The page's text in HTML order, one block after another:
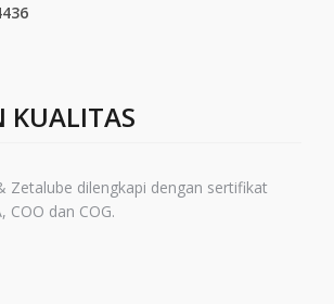
KUALITAS
Zetalube dilengkapi dengan sertifikat
COO dan COG.